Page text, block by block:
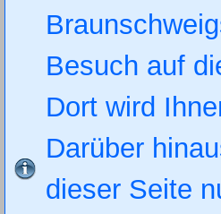
Besuch auf
Dort wird
Darüber
dieser Seite